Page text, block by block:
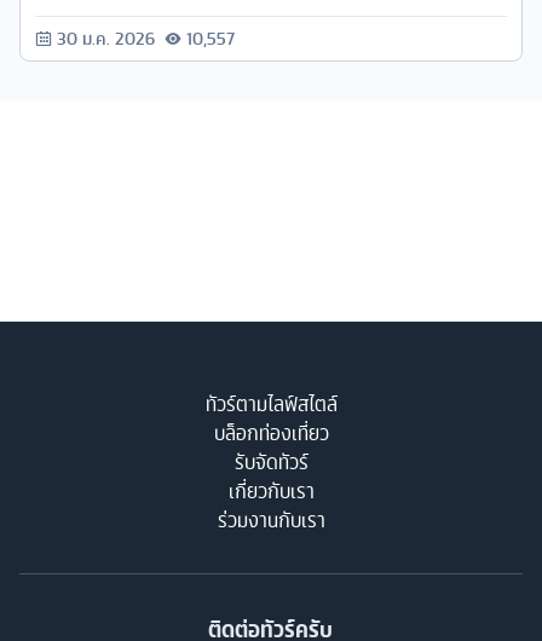
30 ม.ค. 2026 10,557
ทัวร์ตามไลฟ์สไตล์
บล็อกท่องเที่ยว
รับจัดทัวร์
เกี่ยวกับเรา
ร่วมงานกับเรา
ติดต่อทัวร์ครับ